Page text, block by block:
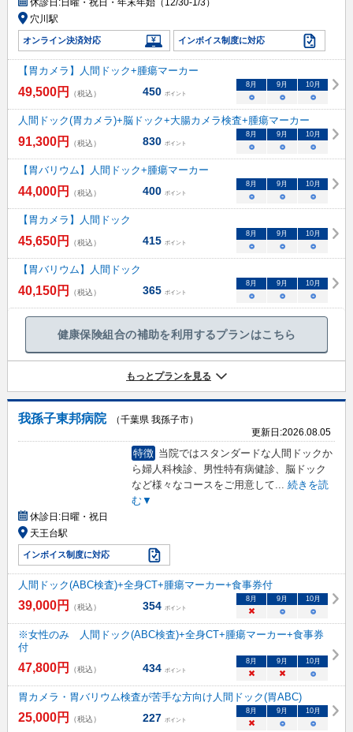
休診日:日曜・祝日・年末年始（12/30-1/3）
穴川駅
オンライン決済対応 インボイス制度に対応
【胃カメラ】人間ドック+腫瘍マーカー
49,500円 （税込） 450 ポイント
8月 9月 10月
○ ○ ○
人間ドック(胃カメラ)+脳ドック+大腸カメラ検査+腫瘍マーカー
91,300円 （税込） 830 ポイント
8月 9月 10月
○ ○ ○
【胃バリウム】人間ドック+腫瘍マーカー
44,000円 （税込） 400 ポイント
8月 9月 10月
○ ○ ○
【胃カメラ】人間ドック
45,650円 （税込） 415 ポイント
8月 9月 10月
○ ○ ○
【胃バリウム】人間ドック
40,150円 （税込） 365 ポイント
8月 9月 10月
○ ○ ○
健康保険組合の補助を利用するプランはこちら
もっとプランを見る
我孫子東邦病院
（千葉県 我孫子市）
更新日:2026.08.05
特徴 当院ではスタンダードな人間ドックか
ら婦人科検診、男性特有病健診、脳ドック
など様々なコースをご用意して
続きを読
む▼
休診日:日曜・祝日
天王台駅
インボイス制度に対応
人間ドック(ABC検査)+全身CT+腫瘍マーカー+食事券付
39,000円 （税込） 354 ポイント
8 月 9 月 10月
× ○ ○
※女性のみ 人間ドック(ABC検査)+全身CT+腫瘍マーカー+食事券
付
47,800円 （税込） 434 ポイント
8 月 9 月 10月
× × ○
胃カメラ・胃バリウム検査が苦手な方向け人間ドック(胃ABC)
25,000円 （税込） 227 ポイント
8 月 9 月 10月
× ○ ○